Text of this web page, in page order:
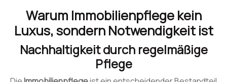
Warum Immobilienpflege kein
Luxus, sondern Notwendigkeit ist
Nachhaltigkeit durch regelmäßige
Pflege